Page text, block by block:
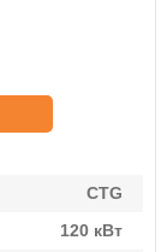
CTG
120 кВт